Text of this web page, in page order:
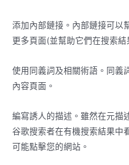
添加內部鏈接。內部鏈接可以
更多頁面(並幫助它們在搜索結
使用同義詞及相關術語。同義
內容頁面。
編寫誘人的描述。雖然在元描
谷歌搜索者在有機搜索結果中
可能點擊您的網站。